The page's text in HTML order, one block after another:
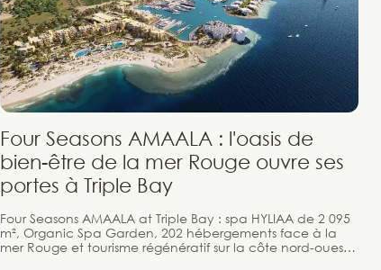
Four Seasons AMAALA : l'oasis de
bien-être de la mer Rouge ouvre ses
portes à Triple Bay
Four Seasons AMAALA at Triple Bay : spa HYLIAA de 2 095
m², Organic Spa Garden, 202 hébergements face à la
mer Rouge et tourisme régénératif sur la côte nord-ouest